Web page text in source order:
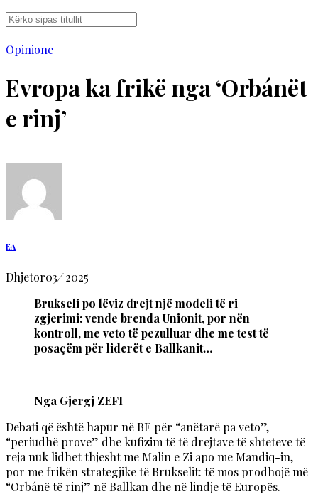
Opinione
Evropa ka frikë nga ‘Orbánët
e rinj’
EA
Dhjetor03/2025
Brukseli po lëviz drejt një modeli të ri
zgjerimi: vende brenda Unionit, por nën
kontroll, me veto të pezulluar dhe me test të
posaçëm për liderët e Ballkanit…
Nga Gjergj ZEFI
Debati që është hapur në BE për “anëtarë pa veto”,
“periudhë prove” dhe kufizim të të drejtave të shteteve të
reja nuk lidhet thjesht me Malin e Zi apo me Mandiq-in,
por me frikën strategjike të Brukselit: të mos prodhojë më
“Orbánë të rinj” në Ballkan dhe në lindje të Europës.